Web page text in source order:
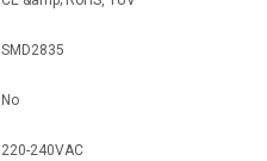
SMD2835
No
220-240VAC